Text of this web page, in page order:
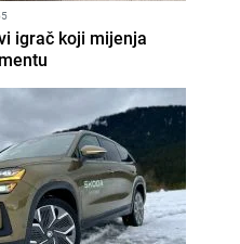
igrač koji mijenja